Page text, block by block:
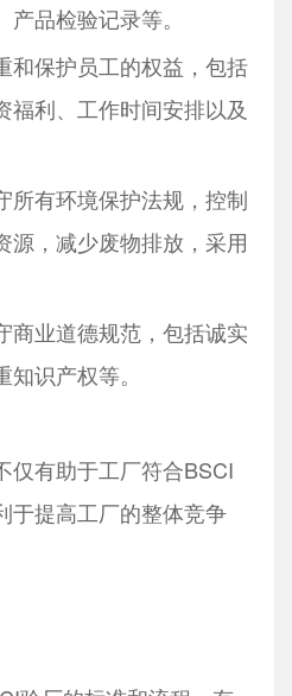
品检验记录等。
和保护员工的权益，包括
福利、工作时间安排以及
所有环境保护法规，控制
源，减少废物排放，采用
商业道德规范，包括诚实
识产权等。
仅有助于工厂符合BSCI
于提高工厂的整体竞争